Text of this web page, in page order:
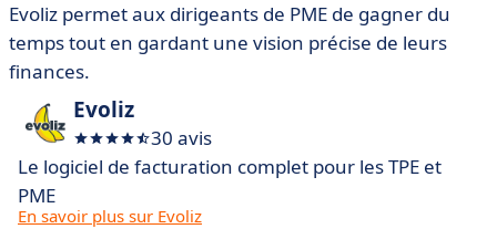
Evoliz permet aux dirigeants de PME de gagner du
temps tout en gardant une vision précise de leurs
finances.
Evoliz
30 avis
Le logiciel de facturation complet pour les TPE et
PME
En savoir plus sur Evoliz